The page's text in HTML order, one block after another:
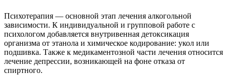
Психотерапия — основной этап лечения алкогольной
зависимости. К индивидуальной и групповой работе с
психологом добавляется внутривенная детоксикация
организма от этанола и химическое кодирование: укол или
подшивка. Также к медикаментозной части лечения относится
лечение депрессии, возникающей на фоне отказа от
спиртного.